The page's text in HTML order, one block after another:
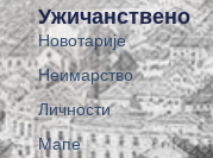
Ужичанствено
Новотарије
Неимарство
Личности
Мапе